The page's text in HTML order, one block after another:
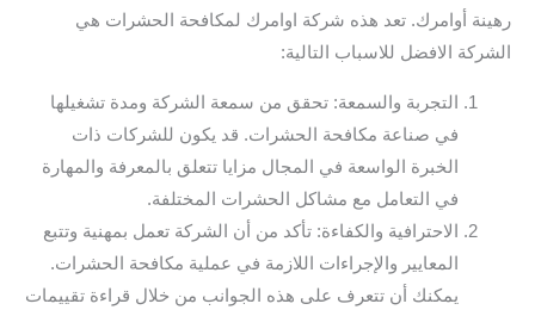
رهينة أوامرك. تعد هذه شركة اوامرك لمكافحة الحشرات هي
الشركة الافضل للاسباب التالية:
التجربة والسمعة: تحقق من سمعة الشركة ومدة تشغيلها
في صناعة مكافحة الحشرات. قد يكون للشركات ذات
الخبرة الواسعة في المجال مزايا تتعلق بالمعرفة والمهارة
في التعامل مع مشاكل الحشرات المختلفة.
الاحترافية والكفاءة: تأكد من أن الشركة تعمل بمهنية وتتبع
المعايير والإجراءات اللازمة في عملية مكافحة الحشرات.
يمكنك أن تتعرف على هذه الجوانب من خلال قراءة تقييمات